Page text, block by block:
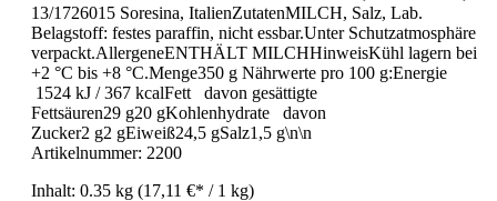
13/1726015 Soresina, ItalienZutatenMILCH, Salz, Lab.
Belagstoff: festes paraffin, nicht essbar.Unter Schutzatmosphäre
verpackt.AllergeneENTHÄLT MILCHHinweisKühl lagern bei
+2 °C bis +8 °C.Menge350 g Nährwerte pro 100 g:Energie
1524 kJ / 367 kcalFett davon gesättigte
Fettsäuren29 g20 gKohlenhydrate davon
Zucker2 g2 gEiweiß24,5 gSalz1,5 g\n\n
Artikelnummer: 2200
Inhalt: 0.35 kg (17,11 €* / 1 kg)